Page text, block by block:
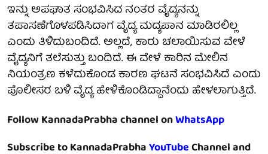
ಇನ್ನು ಅಪಘಾತ ಸಂಭವಿಸಿದ ನಂತರ ವೈದ್ಯನನ್ನು
ತಪಾಸಣೆಗೊಳಪಡಿಸಿದಾಗ ವೈದ್ಯ ಮದ್ಯಪಾನ ಮಾಡಿರಲಿಲ್ಲ
ಎಂದು ತಿಳಿದುಬಂದಿದೆ. ಅಲ್ಲದೆ, ಕಾರು ಚಲಾಯಿಸುವ ವೇಳೆ
ವೈದ್ಯನಿಗೆ ತಲೆಸುತ್ತು ಬಂದಿದೆ. ಈ ವೇಳೆ ಕಾರಿನ ಮೇಲಿನ
ನಿಯಂತ್ರಣ ಕಳೆದುಕೊಂಡ ಕಾರಣ ಘಟನೆ ಸಂಭವಿಸಿದೆ ಎಂದು
ಪೊಲೀಸರ ಬಳಿ ವೈದ್ಯ ಹೇಳಿಕೊಂಡಿದ್ದಾನೆಂದು ಹೇಳಲಾಗುತ್ತಿದೆ.
Follow KannadaPrabha channel onWhatsApp
Subscribe to KannadaPrabhaYouTubeChannel and